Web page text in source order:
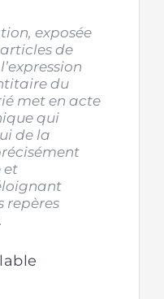
exposée
de
du
met en acte
qui
de la
et
repères